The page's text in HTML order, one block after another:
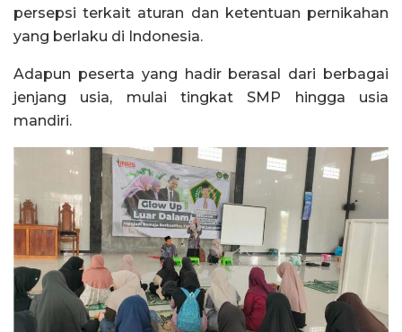
persepsi terkait aturan dan ketentuan pernikahan
yang berlaku di Indonesia.
Adapun peserta yang hadir berasal dari berbagai
jenjang usia, mulai tingkat SMP hingga usia
mandiri.